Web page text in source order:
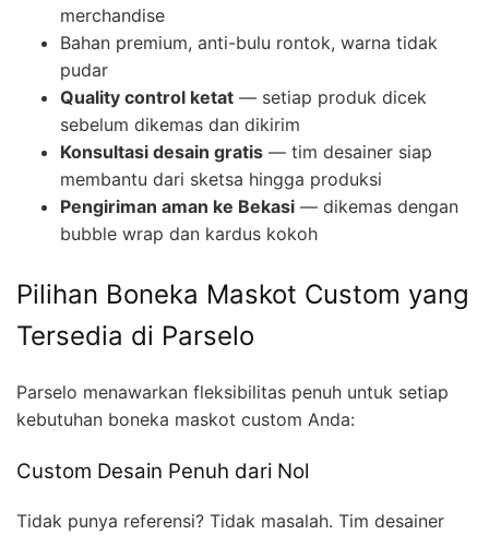
merchandise
Bahan premium, anti-bulu rontok, warna tidak
pudar
Quality control ketat — setiap produk dicek
sebelum dikemas dan dikirim
Konsultasi desain gratis — tim desainer siap
membantu dari sketsa hingga produksi
Pengiriman aman ke Bekasi — dikemas dengan
bubble wrap dan kardus kokoh
Pilihan Boneka Maskot Custom yang
Tersedia di Parselo
Parselo menawarkan fleksibilitas penuh untuk setiap
kebutuhan boneka maskot custom Anda:
Custom Desain Penuh dari Nol
Tidak punya referensi? Tidak masalah. Tim desainer